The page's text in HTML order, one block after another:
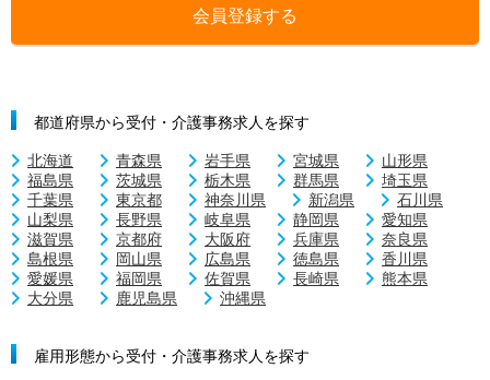
会員登録する
都道府県から受付・介護事務求人を探す
北海道 青森県 岩手県 宮城県
山形県
福島県
茨城県 栃木県 群馬県
埼玉県
千葉県
東京都 神奈川県 新潟県
石川県
山梨県
長野県 岐阜県 静岡県
愛知県
滋賀県
京都府 大阪府 兵庫県
奈良県
島根県
岡山県 広島県 徳島県
香川県
愛媛県
福岡県 佐賀県 長崎県
熊本県
大分県
鹿児島県 沖縄県
雇用形態から受付・介護事務求人を探す